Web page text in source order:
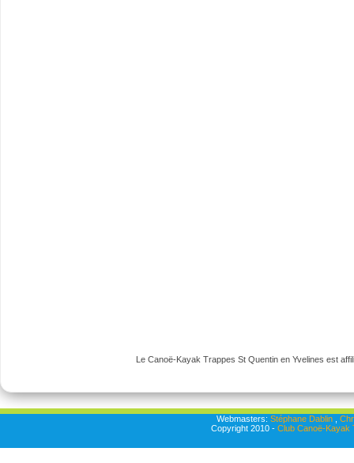
Le Canoë-Kayak Trappes St Quentin en Yvelines est
Webmasters: Stéphane Dablin,
Copyright 2010 - Club Canoë-Kayak